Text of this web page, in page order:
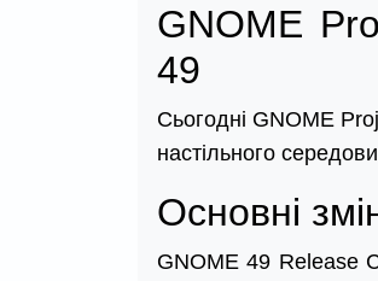
GNOME
49
Сьогодні GNOME
настільного
Основні
GNOME 49 Release